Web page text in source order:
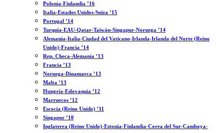
Polonia-Finlandia ’16
Italia-Estados Unidos-Suiza ’15
Portugal ’14
Turquía-EAU-Qatar-Taiwán-Singapur-Noruega ’14
Alemania-Italia-Ciudad del Vaticano-Irlanda-Irlanda del Norte (Reino
Unido)-Francia ’14
Rep. Checa-Alemania ’13
Francia ’13
Noruega-Dinamarca ’13
Malta ’13
Hungría-Eslovaquia ’12
Marruecos ’12
Escocia (Reino Unido) ’11
Singapur ’10
Inglaterra (Reino Unido)-Estonia-Finlandia-Corea del Sur-Camboya-